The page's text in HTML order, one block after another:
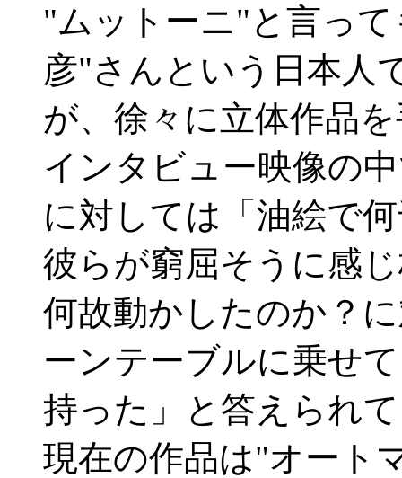
"ムットーニ"と言っ
彦"さんという日本人
が、徐々に立体作品
インタビュー映像の
に対しては「油絵で
彼らが窮屈そうに感
何故動かしたのか？
ーンテーブルに乗せ
持った」と答えられ
現在の作品は"オート